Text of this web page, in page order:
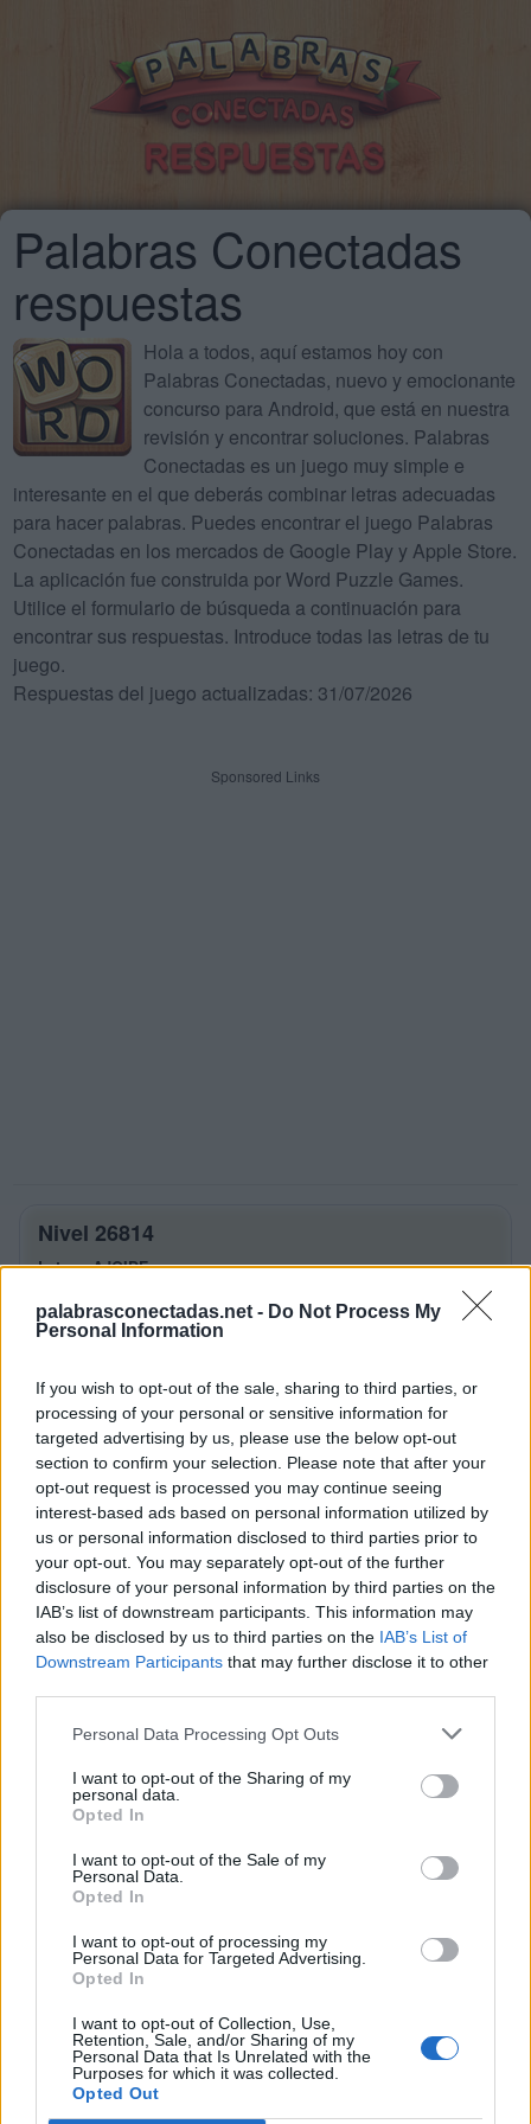
palabrasconectadas.net - Do Not Process My
Personal Information
If you wish to opt-out of the sale, sharing to third parties, or
processing of your personal or sensitive information for
targeted advertising by us, please use the below opt-out
section to confirm your selection. Please note that after your
opt-out request is processed you may continue seeing
interest-based ads based on personal information utilized by
us or personal information disclosed to third parties prior to
your opt-out. You may separately opt-out of the further
disclosure of your personal information by third parties on the
IAB’s list of downstream participants. This information may
also be disclosed by us to third parties on the IAB’s List of
Downstream Participants that may further disclose it to other
Personal Data Processing Opt Outs
I want to opt-out of the Sharing of my
personal data.
Opted In
I want to opt-out of the Sale of my
Personal Data.
Opted In
I want to opt-out of processing my
Personal Data for Targeted Advertising.
Opted In
I want to opt-out of Collection, Use,
Retention, Sale, and/or Sharing of my
Personal Data that Is Unrelated with the
Purposes for which it was collected.
Opted Out
Palabras Conectadas
respuestas
Hola a todos, aquí estamos hoy con
Palabras Conectadas, nuevo y emocionante
concurso para Android, que está en nuestra
revisión y encontrar soluciones. Palabras
Conectadas es un juego muy simple e
interesante en el que deberás combinar letras adecuadas
para hacer palabras. Puedes encontrar el juego Palabras
Conectadas en los mercados de Google Play y Apple Store.
La aplicación fue construida por Word Puzzle Games.
Utilice el formulario de búsqueda a continuación para
encontrar sus respuestas. Introduce todas las letras de tu
juego.
Respuestas del juego actualizadas: 31/07/2026
Sponsored Links
Nivel 26814
Letras: AJOIDF
Palabras Conectadas Nivel 26814
La respuesta a este rompecabezas es:
A
J
O
I
D
A
I
D
O
O
D
A
F
I J A D O
BUSCAR MÁS
RESPUESTAS
Por favor seleccione los niveles:
Palabras Conectadas Respuesta de nivel 26810
Palabras Conectadas Respuesta de nivel 26811
Palabras Conectadas Respuesta de nivel 26812
Palabras Conectadas Respuesta de nivel 26813
Palabras Conectadas Respuesta de nivel 26815
Palabras Conectadas Respuesta de nivel 26816
Palabras Conectadas Respuesta de nivel 26817